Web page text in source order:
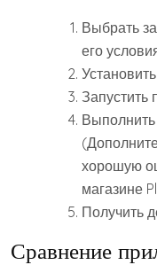
Выбрать
его
Запустить
хорошую
магазине
Получить
Сравнение